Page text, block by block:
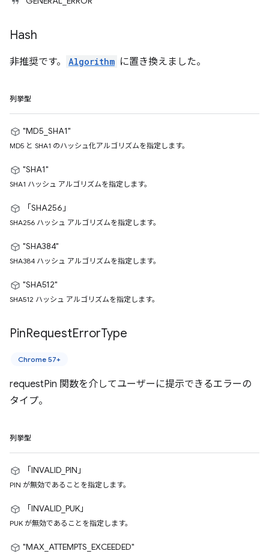
Hash
非推奨です。 Algorithm に置き換えました。
列挙型
"MD5_SHA1"
MD5 と SHA1 のハッシュ化アルゴリズムを指定します。
"SHA1"
SHA1 ハッシュ アルゴリズムを指定します。
「SHA256」
SHA256 ハッシュ アルゴリズムを指定します。
"SHA384"
SHA384 ハッシュ アルゴリズムを指定します。
"SHA512"
SHA512 ハッシュ アルゴリズムを指定します。
PinRequestErrorType
Chrome 57+
requestPin 関数を介してユーザーに提示できるエラーの
タイプ。
列挙型
「INVALID_PIN」
PIN が無効であることを指定します。
「INVALID_PUK」
PUK が無効であることを指定します。
"MAX_ATTEMPTS_EXCEEDED"